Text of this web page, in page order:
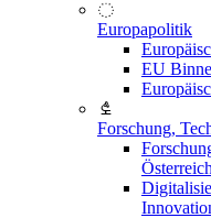
Europapolitik
EU
Forschung,